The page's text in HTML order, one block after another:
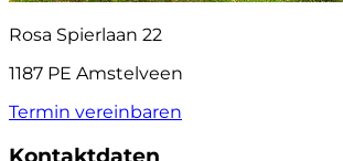
Rosa Spierlaan 22
1187 PE Amstelveen
Termin vereinbaren
Kontaktdaten